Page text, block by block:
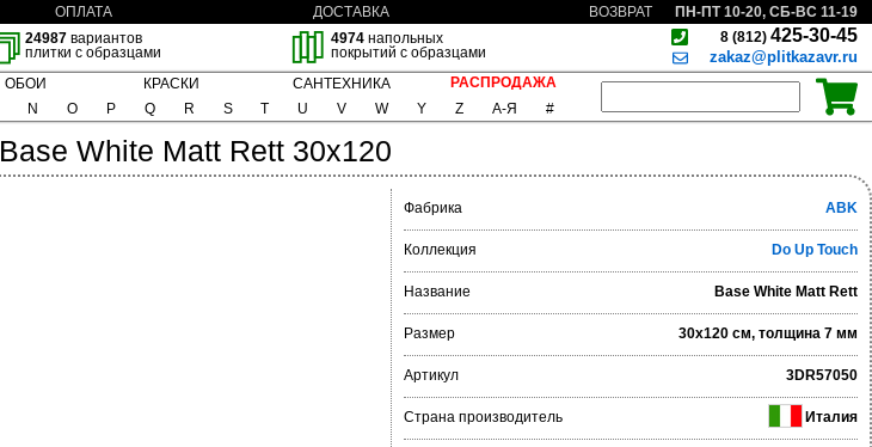
ОПЛАТА ДОСТАВКА ВОЗВРАТ
ПН-ПТ 10-20, СБ-ВС 11-19
24987 вариантов
плитки с образцами
4974напольных
покрытий с образцами
8 (812) 425-30-45
zakaz@plitkazavr.ru
ОБОИ КРАСКИ САНТЕХНИКА
РАСПРОДАЖА
N O P Q R S T U V W Y Z А-Я #
Base White Matt Rett 30x120
Фабрика ABK
Коллекция Do Up Touch
Название Base White Matt Rett
Размер 30x120 см, толщина 7 мм
Артикул 3DR57050
Страна производитель Италия